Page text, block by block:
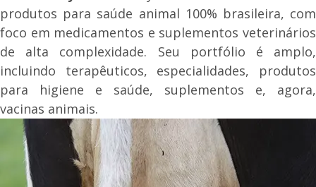
produtos para saúde animal 100% brasileira, com
foco em medicamentos e suplementos veterinários
de alta complexidade. Seu portfólio é amplo,
incluindo terapêuticos, especialidades, produtos
para higiene e saúde, suplementos e, agora,
vacinas animais.